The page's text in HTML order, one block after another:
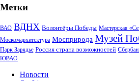
Метки
ВАО ВДНХ Волонтёры Победы Мастерская
Москомархитектура Мосприрода Музей
Парк Зарядье Россия страна возможностей
ЮВАО
Новости